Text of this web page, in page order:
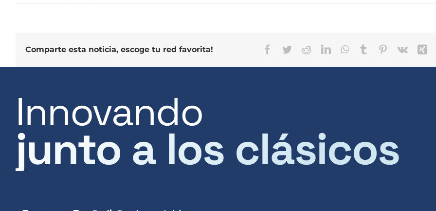
Comparte esta noticia, escoge tu red favorita! Facebook
TwitterRedditLinkedInWhatsApp
TumblrPinterest
Vk
Innovando
junto a los clásicos